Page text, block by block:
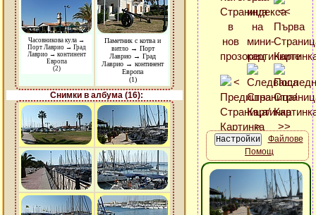
Часовникова кула →
Порт Лаврио → Град
Лаврио → континент
Европа
(2)
Паметник с котва и
витло → Порт
Лаврио → Град
Лаврио → континент
Европа
(1)
Снимки в албума (16):
Файлове
Помощ